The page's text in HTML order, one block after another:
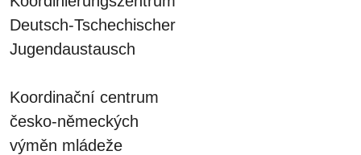
Deutsch-Tschechischer
Jugendaustausch
Koordinační centrum
česko-německých
výměn mládeže